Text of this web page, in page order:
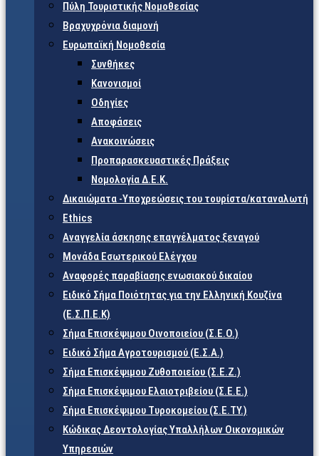
Πύλη Τουριστικής Νομοθεσίας
Βραχυχρόνια διαμονή
Ευρωπαϊκή Νομοθεσία
Συνθήκες
Κανονισμοί
Οδηγίες
Αποφάσεις
Ανακοινώσεις
Προπαρασκευαστικές Πράξεις
Νομολογία Δ.Ε.Κ.
Δικαιώματα -Υποχρεώσεις του τουρίστα/καταναλωτή
Ethics
Αναγγελία άσκησης επαγγέλματος ξεναγού
Μονάδα Εσωτερικού Ελέγχου
Αναφορές παραβίασης ενωσιακού δικαίου
Ειδικό Σήμα Ποιότητας για την Ελληνική Κουζίνα
(Ε.Σ.Π.Ε.Κ)
Σήμα Επισκέψιμου Οινοποιείου (Σ.Ε.Ο.)
Ειδικό Σήμα Αγροτουρισμού (Ε.Σ.Α.)
Σήμα Επισκέψιμου Ζυθοποιείου (Σ.Ε.Ζ.)
Σήμα Επισκέψιμου Ελαιοτριβείου (Σ.Ε.Ε.)
Σήμα Επισκέψιμου Τυροκομείου (Σ.Ε.TY.)
Κώδικας Δεοντολογίας Υπαλλήλων Οικονομικών
Υπηρεσιών